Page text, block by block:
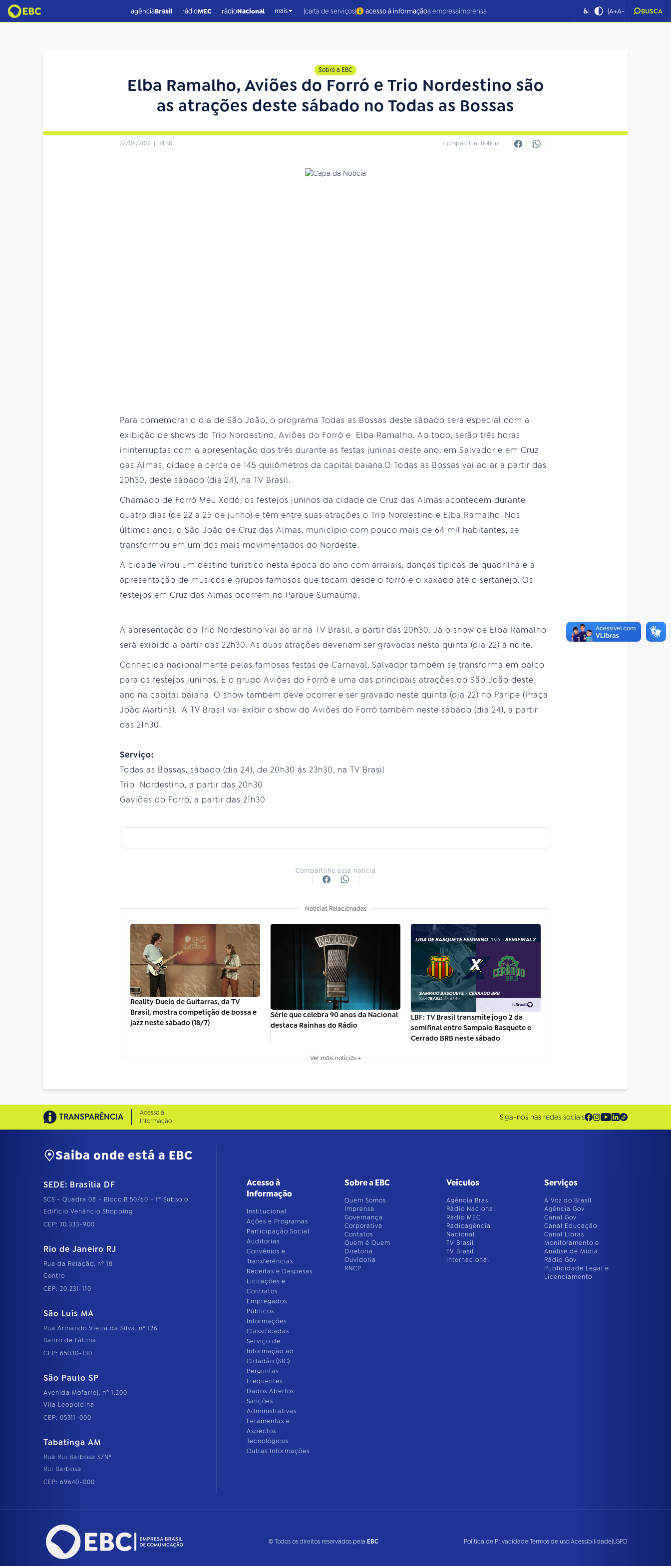
agênciaBrasil rádioMEC rádioNacional mais |carta de serviços| acesso à informaçãoa empresaimprensa ♿| |A+A- BUSCA
Sobre a EBC
Elba Ramalho, Aviões do Forró e Trio Nordestino são
as atrações deste sábado no Todas as Bossas
22/06/2017 | 14:38 compartilhar notícia
Para comemorar o dia de São João, o programa Todas as Bossas deste sábado será especial com a
exibição de shows do Trio Nordestino, Aviões do Forró e Elba Ramalho. Ao todo, serão três horas
ininterruptas com a apresentação dos três durante as festas juninas deste ano, em Salvador e em Cruz
das Almas, cidade a cerca de 145 quilômetros da capital baiana.O Todas as Bossas vai ao ar a partir das
20h30, deste sábado (dia 24), na TV Brasil.
Chamado de Forró Meu Xodó, os festejos juninos da cidade de Cruz das Almas acontecem durante
quatro dias (de 22 a 25 de junho) e têm entre suas atrações o Trio Nordestino e Elba Ramalho. Nos
últimos anos, o São João de Cruz das Almas, município com pouco mais de 64 mil habitantes, se
transformou em um dos mais movimentados do Nordeste.
A cidade virou um destino turístico nesta época do ano com arraiais, danças típicas de quadrilha e a
apresentação de músicos e grupos famosos que tocam desde o forró e o xaxado até o sertanejo. Os
festejos em Cruz das Almas ocorrem no Parque Sumaúma.
A apresentação do Trio Nordestino vai ao ar na TV Brasil, a partir das 20h30. Já o show de Elba Ramalho
será exibido a partir das 22h30. As duas atrações deveriam ser gravadas nesta quinta (dia 22) à noite.
Conhecida nacionalmente pelas famosas festas de Carnaval, Salvador também se transforma em palco
para os festejos juninos. E o grupo Aviões do Forró é uma das principais atrações do São João deste
ano na capital baiana. O show também deve ocorrer e ser gravado neste quinta (dia 22) no Paripe (Praça
João Martins). A TV Brasil vai exibir o show do Aviões do Forró também neste sábado (dia 24), a partir
das 21h30.
Serviço:
Todas as Bossas, sábado (dia 24), de 20h30 às 23h30, na TV Brasil
Trio Nordestino, a partir das 20h30
Gaviões do Forró, a partir das 21h30
Compartilhe essa notícia
Notícias Relacionadas
Reality Duelo de Guitarras, da TV
Brasil, mostra competição de bossa e
jazz neste sábado (18/7)
Série que celebra 90 anos da Nacional
destaca Rainhas do Rádio
LBF: TV Brasil transmite jogo 2 da
semifinal entre Sampaio Basquete e
Cerrado BRB neste sábado
Ver mais notícias +
TRANSPARÊNCIA
Acesso à
Informação
Siga-nos nas redes sociais
Saiba onde está a EBC
SEDE: Brasília DF
SCS - Quadra 08 - Bloco B 50/60 - 1º Subsolo
Edifício Venâncio Shopping
CEP: 70.333-900
Rio de Janeiro RJ
Rua da Relação, nº 18
Centro
CEP: 20.231-110
São Luís MA
Rua Armando Vieira da Silva, nº 126
Bairro de Fátima
CEP: 65030-130
São Paulo SP
Avenida Mofarrej, nº 1.200
Vila Leopoldina
CEP: 05311-000
Tabatinga AM
Rua Rui Barbosa S/Nº
Rui Barbosa
CEP: 69640-000
Acesso à
Informação
Institucional
Ações e Programas
Participação Social
Auditorias
Convênios e
Transferências
Receitas e Despesas
Licitações e
Contratos
Empregados
Públicos
Informações
Classificadas
Serviço de
Informação ao
Cidadão (SIC)
Perguntas
Frequentes
Dados Abertos
Sanções
Administrativas
Feramentas e
Aspectos
Tecnológicos
Outras Informações
Sobre a EBC
Quem Somos
Imprensa
Governança
Corporativa
Contatos
Quem é Quem
Diretoria
Ouvidoria
RNCP
Veículos
Agência Brasil
Rádio Nacional
Rádio MEC
Radioagência
Nacional
TV Brasil
TV Brasil
Internacional
Serviços
A Voz do Brasil
Agência Gov
Canal Gov
Canal Educação
Canal Libras
Monitoramento e
Análise de Mídia
Rádio Gov
Publicidade Legal e
Licenciamento
© Todos os direitos reservados pela EBC Política de Privacidade|Termos de uso|Acessibilidade|LGPD